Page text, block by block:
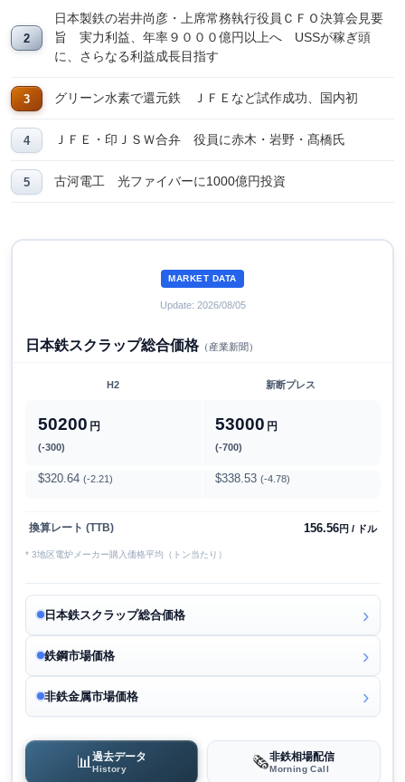
日本製鉄の岩井尚彦・上席常務執行役員ＣＦＯ決算会見要
旨 実力利益、年率９０００億円以上へ USSが稼ぎ頭
に、さらなる利益成長目指す
グリーン水素で還元鉄 ＪＦＥなど試作成功、国内初
ＪＦＥ・印ＪＳＷ合弁 役員に赤木・岩野・髙橋氏
古河電工 光ファイバーに1000億円投資
MARKET DATA
Update: 2026/08/05
日本鉄スクラップ総合価格（産業新聞）
H2 新断プレス
50200 円
(-300)
53000 円
(-700)
$320.64 (-2.21) $338.53 (-4.78)
換算レート (TTB) 156.56円 / ドル
* 3地区電炉メーカー購入価格平均（トン当たり）
日本鉄スクラップ総合価格
鉄鋼市場価格
非鉄金属市場価格
📊過去データ
History 🗞️非鉄相場配信
Morning Call